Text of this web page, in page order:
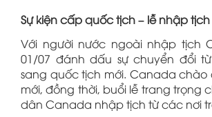
Sự kiện cấp quốc tịch – lễ nhập tịch
Với người nước ngoài nhập tịch
01/07 đánh dấu sự chuyển đổi
sang quốc tịch mới. Canada
mới, đồng thời, buổi lễ trang trọng
dân Canada nhập tịch từ các nơi